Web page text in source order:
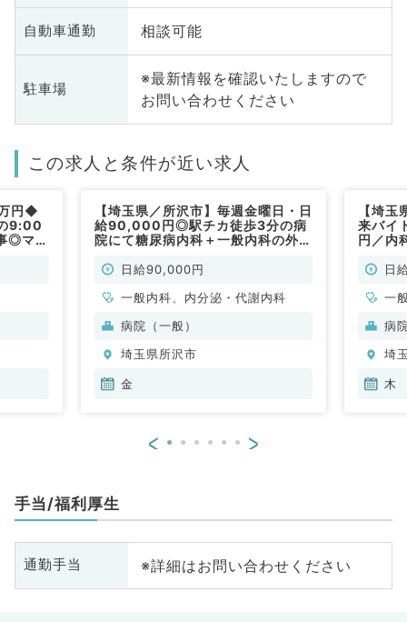
自動車通勤 相談可能
駐車場
※最新情報を確認いたしますので
お問い合わせください
この求人と条件が近い求人
円◆
9:00
◎マイ
【埼玉県／所沢市】毎週金曜日・日
給90,000円◎駅チカ徒歩3分の病
院にて糖尿病内科＋一般内科の外来
常勤）日給90,000円
一般内科、内分泌・代謝内科
病院（一般）
埼玉県所沢市
金
【埼
来バイ
円／内
日
一
病
埼
木
< >
手当/福利厚生
通勤手当 ※詳細はお問い合わせください